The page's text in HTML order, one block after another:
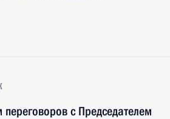
с Председателем